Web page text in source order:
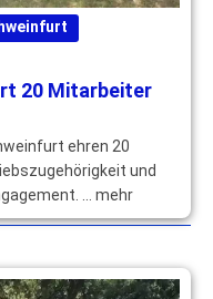
20 Mitarbeiter
ehren 20
und
… mehr